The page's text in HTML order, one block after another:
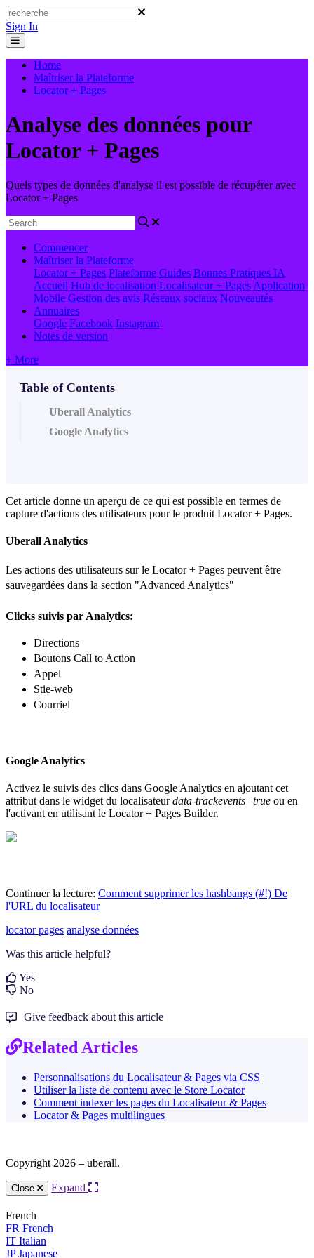
Sign In
Home
Maîtriser la Plateforme
Locator + Pages
Analyse des données pour
Locator + Pages
Quels types de données d'analyse il est possible de récupérer avec
Locator + Pages
Commencer
Maîtriser la Plateforme
Locator + Pages Plateforme Guides Bonnes Pratiques IA
Accueil Hub de localisation Localisateur + Pages Application
Mobile Gestion des avis Réseaux sociaux Nouveautés
Annuaires
Google Facebook Instagram
Notes de version
+ More
Table of Contents
Uberall Analytics
Google Analytics
Cet article donne un aperçu de ce qui est possible en termes de
capture d'actions des utilisateurs pour le produit Locator + Pages.
Uberall Analytics
Les actions des utilisateurs sur le Locator + Pages peuvent être
sauvegardées dans la section "Advanced Analytics"
Clicks suivis par Analytics:
Directions
Boutons Call to Action
Appel
Stie-web
Courriel
Google Analytics
Activez le suivis des clics dans Google Analytics en ajoutant cet
attribut dans le widget du localisateurdata-trackevents=true ou en
l'activant en utilisant le Locator + Pages Builder.
Continuer la lecture: Comment supprimer les hashbangs (#!) De
l'URL du localisateur
locator pages analyse données
Was this article helpful?
Yes
No
Give feedback about this article
Related Articles
Personnalisations du Localisateur & Pages via CSS
Utiliser la liste de contenu avec le Store Locator
Comment indexer les pages du Localisateur & Pages
Locator & Pages multilingues
Copyright 2026 – uberall.
Close Expand
French
FR French
IT Italian
JP Japanese